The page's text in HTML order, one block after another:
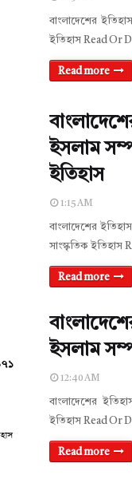
বাংলাদেশের
ইতিহাস Read Or
Read more
ইসলাম
ইতিহাস
1:15 AM
বাংলাদেশের
সাংস্কৃতিক ইতিহাস
Read more
ইসলাম
12:40 AM
বাংলাদেশের
ইতিহাস Read Or
Read more